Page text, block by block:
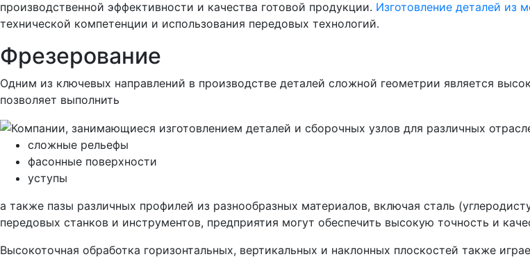
производственной эффективности и качества готовой продукции. Изготовление деталей из
технической компетенции и использования передовых технологий.
Фрезерование
Одним из ключевых направлений в производстве деталей сложной геометрии является
позволяет выполнить
сложные рельефы
фасонные поверхности
уступы
а также пазы различных профилей из разнообразных материалов, включая сталь
передовых станков и инструментов, предприятия могут обеспечить высокую точность и
Высокоточная обработка горизонтальных, вертикальных и наклонных плоскостей также